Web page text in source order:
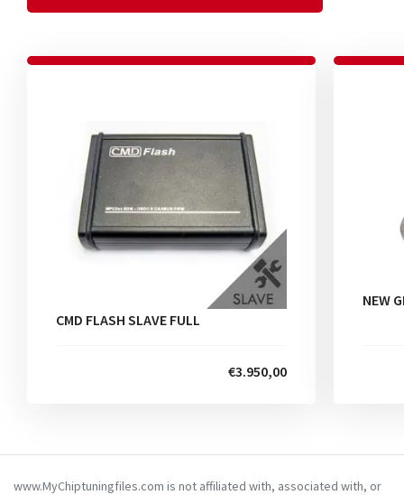
CMD FLASH SLAVE FULL
€3.950,00
NEW
www.MyChiptuningfiles.com is not affiliated with, associated with, or